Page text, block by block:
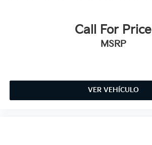
Call For Price
MSRP
VER VEHÍCULO